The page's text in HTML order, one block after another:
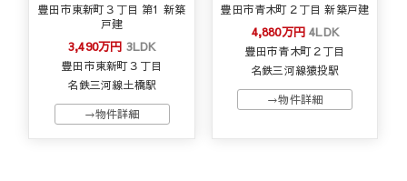
豊田市東新町３丁目 第1 新築
戸建
3,490万円 3LDK
豊田市東新町３丁目
名鉄三河線土橋駅
→物件詳細
豊田市青木町２丁目 新築戸建
4,880万円4LDK
豊田市青木町２丁目
名鉄三河線猿投駅
→物件詳細